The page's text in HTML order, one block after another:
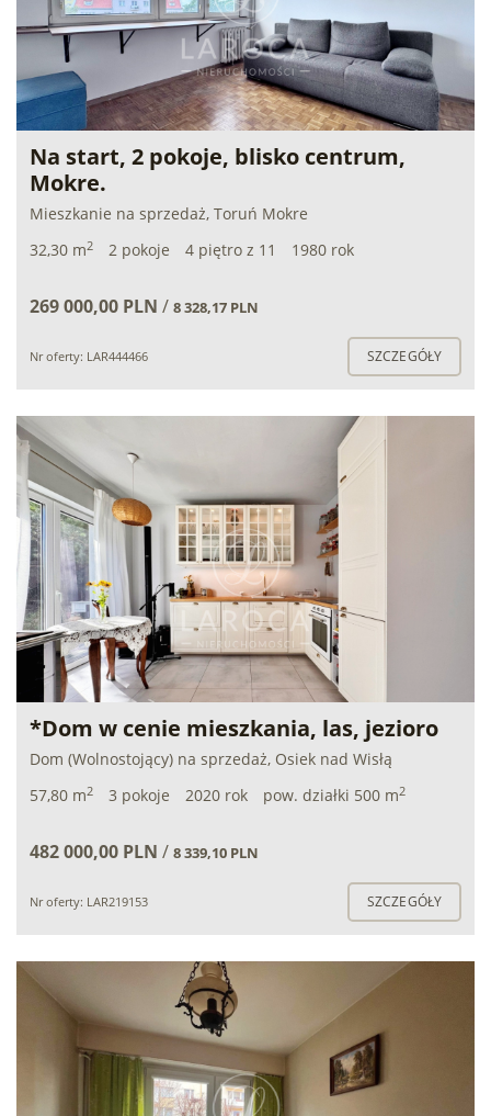
Na start, 2 pokoje, blisko centrum,
Mokre.
Mieszkanie na sprzedaż, Toruń Mokre
32,30 m2 2 pokoje 4 piętro z 11 1980 rok
269 000,00 PLN / 8 328,17 PLN
Nr oferty: LAR444466 SZCZEGÓŁY
*Dom w cenie mieszkania, las, jezioro
Dom (Wolnostojący) na sprzedaż, Osiek nad Wisłą
57,80 m2 3 pokoje 2020 rok pow. działki 500 m2
482 000,00 PLN / 8 339,10 PLN
Nr oferty: LAR219153 SZCZEGÓŁY